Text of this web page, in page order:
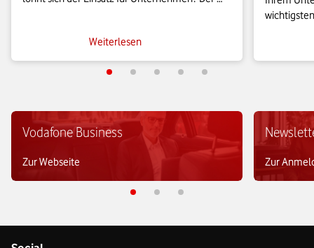
Weiterlesen
achten
Vodafone Business
Zur Webseite Zur